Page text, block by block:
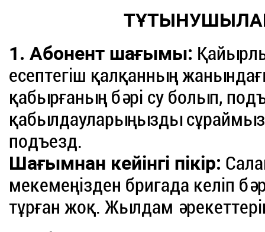
1. Абонент шағымы:
есептегіш қалқанның
қабырғаның бәрі су болып,
қабылдауларыңызды
подъезд.
Шағымнан кейінгі пікір:
мекемеңізден бригада келіп
тұрған жоқ. Жылдам